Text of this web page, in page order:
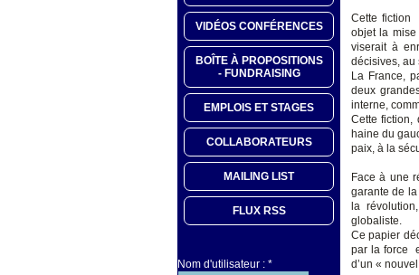
VIDÉOS CONFÉRENCES
BOÎTE À PROPOSITIONS
- FUNDRAISING
EMPLOIS ET STAGES
COLLABORATEURS
MAILING LIST
FLUX RSS
Nom d'utilisateur : *
Cette fiction
objet la mise
viserait à
décisives, au
La France,
deux
interne,
Cette fiction,
haine du
paix, à la
Face à une
garante de
la
globaliste.
Ce papier
par la force
d’un «